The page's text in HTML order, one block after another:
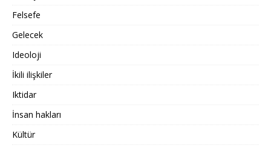
Felsefe
Gelecek
Ideoloji
İkili ilişkiler
Iktidar
İnsan hakları
Kültür